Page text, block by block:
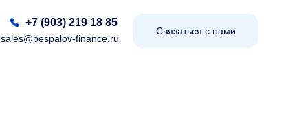
Связаться с нами
sales@bespalov-finance.ru
+7 (903) 219 18 85